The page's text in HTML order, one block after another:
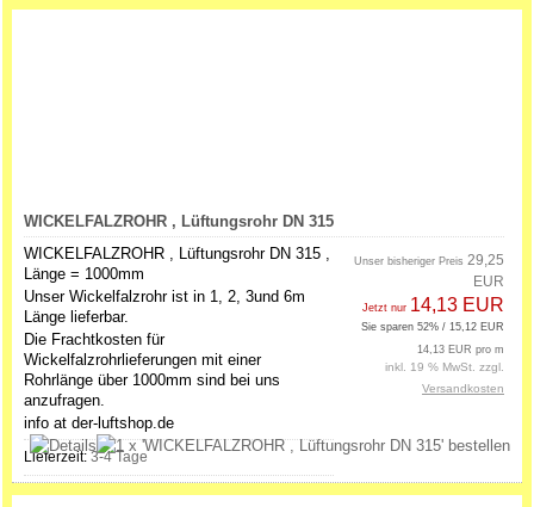
WICKELFALZROHR , Lüftungsrohr DN 315
WICKELFALZROHR , Lüftungsrohr DN 315 ,
Länge = 1000mm
Unser Wickelfalzrohr ist in 1, 2, 3und 6m
Länge lieferbar.
Die Frachtkosten für
Wickelfalzrohrlieferungen mit einer
Rohrlänge über 1000mm sind bei uns
anzufragen.
info at der-luftshop.de
Lieferzeit: 3-4 Tage
Unser bisheriger Preis 29,25
EUR
Jetzt nur 14,13 EUR
Sie sparen 52% / 15,12 EUR
14,13 EUR pro m
inkl. 19 % MwSt. zzgl.
Versandkosten